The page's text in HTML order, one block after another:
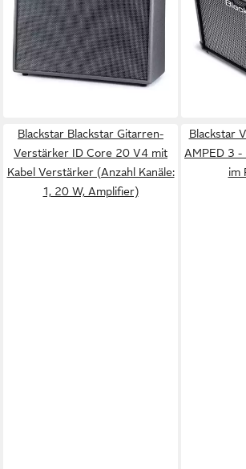
Verstärker für E-Gitarre)
599,40 €
17,40 €mtl. in 48 Raten
lieferbar - in 3-4 Werktagen bei dir
20 W,
266,90 €
13,26 €mtl.
lieferbar -
Blackstar Blackstar Gitarren-
Verstärker ID Core 20 V4 mit
Kabel Verstärker (Anzahl Kanäle:
1, 20 W, Amplifier)
Blackstar
AMPED 3
im